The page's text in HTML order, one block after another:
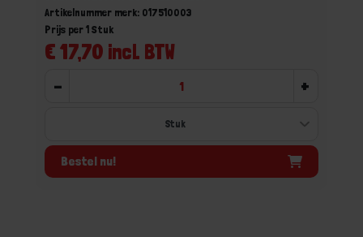
Artikelnummer merk: 017510003
€ 17,70 incl. BTW
Prijs per 1 Stuk
- +
Bestel nu!